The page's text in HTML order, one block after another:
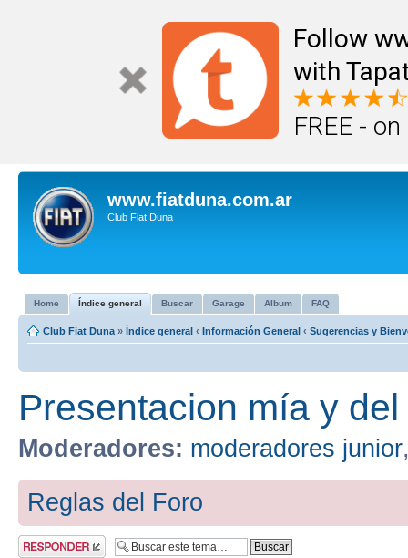
Follow
with
FREE -
www.fiatduna.com.ar
Club Fiat Duna
Home Índice general Buscar Garage Album FAQ
Club Fiat Duna » Índice general ‹ Información General ‹ Sugerencias y
Presentacion mía y del
Moderadores: moderadores junior
Reglas del Foro
Publicar una
respuesta